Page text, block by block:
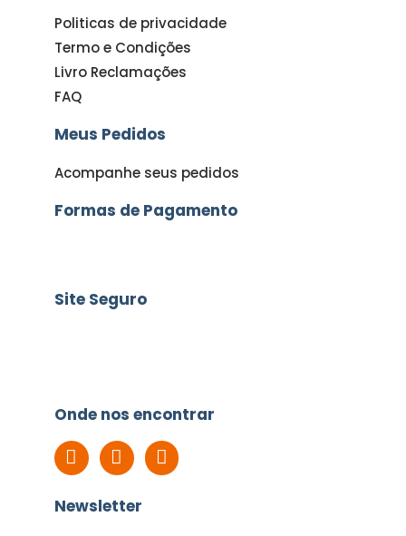
Politicas de privacidade
Termo e Condições
Livro Reclamações
FAQ
Meus Pedidos
Acompanhe seus pedidos
Formas de Pagamento
Site Seguro
Onde nos encontrar
Newsletter